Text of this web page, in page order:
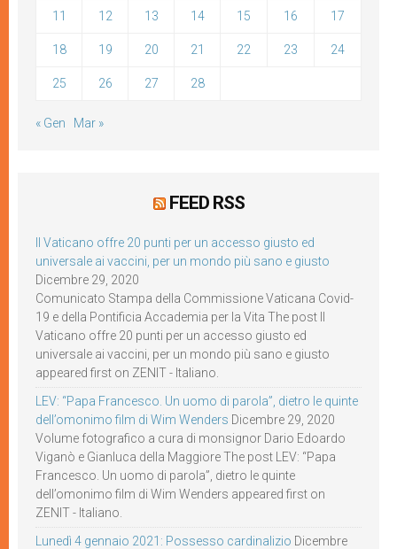
11 12 13 14 15 16 17
18 19 20 21 22 23 24
25 26 27 28
« Gen Mar »
FEED RSS
Il Vaticano offre 20 punti per un accesso giusto ed
universale ai vaccini, per un mondo più sano e giusto
Dicembre 29, 2020
Comunicato Stampa della Commissione Vaticana Covid-
19 e della Pontificia Accademia per la Vita The post Il
Vaticano offre 20 punti per un accesso giusto ed
universale ai vaccini, per un mondo più sano e giusto
appeared first on ZENIT - Italiano.
LEV: “Papa Francesco. Un uomo di parola”, dietro le quinte
dell’omonimo film di Wim Wenders Dicembre 29, 2020
Volume fotografico a cura di monsignor Dario Edoardo
Viganò e Gianluca della Maggiore The post LEV: “Papa
Francesco. Un uomo di parola”, dietro le quinte
dell’omonimo film di Wim Wenders appeared first on
ZENIT - Italiano.
Lunedì 4 gennaio 2021: Possesso cardinalizio Dicembre